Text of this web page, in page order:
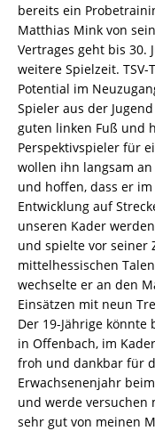
bereits ein
Matthias Mink von
Vertrages geht bis 30.
weitere Spielzeit.
Potential im
Spieler aus der
guten linken Fuß und
Perspektivspieler für
wollen ihn langsam
und hoffen, dass er
Entwicklung auf
unseren Kader
und spielte vor seiner
mittelhessischen
wechselte er an den
Einsätzen mit neun
Der 19-Jährige
in Offenbach, im
froh und dankbar für
Erwachsenenjahr
und werde versuchen
sehr gut von meinen